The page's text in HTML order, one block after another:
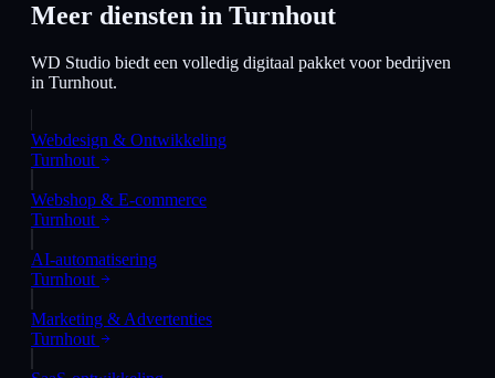
Meer diensten in Turnhout
WD Studio biedt een volledig digitaal pakket voor bedrijven
in Turnhout.
Webdesign & Ontwikkeling
Turnhout
Webshop & E-commerce
Turnhout
AI-automatisering
Turnhout
Marketing & Advertenties
Turnhout